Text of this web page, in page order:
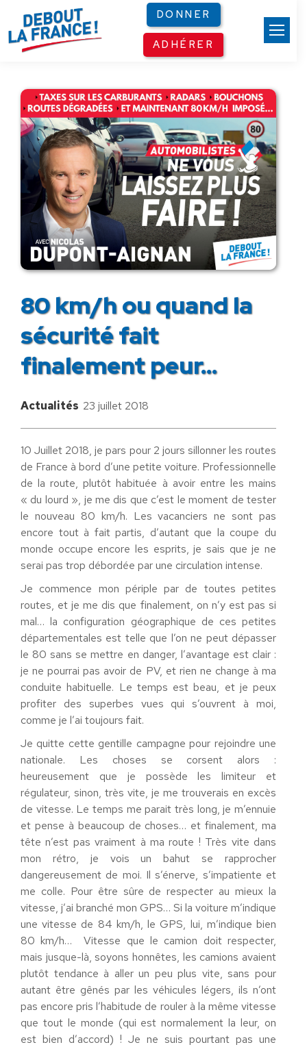
DONNER
ADHÉRER
80 km/h ou quand la
sécurité fait
finalement peur…
Actualités 23 juillet 2018
10 Juillet 2018, je pars pour 2 jours sillonner les routes
de France à bord d’une petite voiture. Professionnelle
de la route, plutôt habituée à avoir entre les mains
« du lourd », je me dis que c’est le moment de tester
le nouveau 80 km/h. Les vacanciers ne sont pas
encore tout à fait partis, d’autant que la coupe du
monde occupe encore les esprits, je sais que je ne
serai pas trop débordée par une circulation intense.
Je commence mon périple par de toutes petites
routes, et je me dis que finalement, on n’y est pas si
mal… la configuration géographique de ces petites
départementales est telle que l’on ne peut dépasser
le 80 sans se mettre en danger, l’avantage est clair :
je ne pourrai pas avoir de PV, et rien ne change à ma
conduite habituelle. Le temps est beau, et je peux
profiter des superbes vues qui s’ouvrent à moi,
comme je l’ai toujours fait.
Je quitte cette gentille campagne pour rejoindre une
nationale. Les choses se corsent alors :
heureusement que je possède les limiteur et
régulateur, sinon, très vite, je me trouverais en excès
de vitesse. Le temps me parait très long, je m’ennuie
et pense à beaucoup de choses… et finalement, ma
tête n’est pas vraiment à ma route ! Très vite dans
mon rétro, je vois un bahut se rapprocher
dangereusement de moi. Il s’énerve, s’impatiente et
me colle. Pour être sûre de respecter au mieux la
vitesse, j’ai branché mon GPS… Si la voiture m’indique
une vitesse de 84 km/h, le GPS, lui, m’indique bien
80 km/h… Vitesse que le camion doit respecter,
mais jusque-là, soyons honnêtes, les camions avaient
plutôt tendance à aller un peu plus vite, sans pour
autant être gênés par les véhicules légers, ils n’ont
pas encore pris l’habitude de rouler à la même vitesse
que tout le monde (qui est normalement la leur, on
est bien d’accord) ! Je ne suis pourtant pas une
Panneau de gestion des cookies